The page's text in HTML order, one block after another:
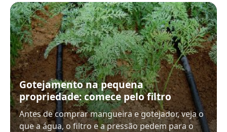
Gotejamento na pequena
propriedade: comece pelo filtro
Antes de comprar mangueira e gotejador, veja o
que a água, o filtro e a pressão pedem para o